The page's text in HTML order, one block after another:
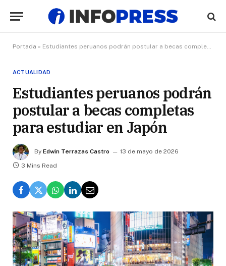
Portada » Estudiantes peruanos podrán postular a becas completas para estudiar en Japón
ACTUALIDAD
Estudiantes peruanos podrán
postular a becas completas
para estudiar en Japón
By Edwin Terrazas Castro
13 de mayo de 2026
3 Mins Read